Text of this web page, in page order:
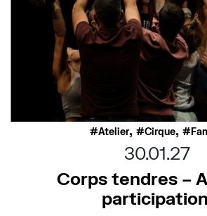
Atelier, Cirque,
30.01.27
Corps tendres –
participation